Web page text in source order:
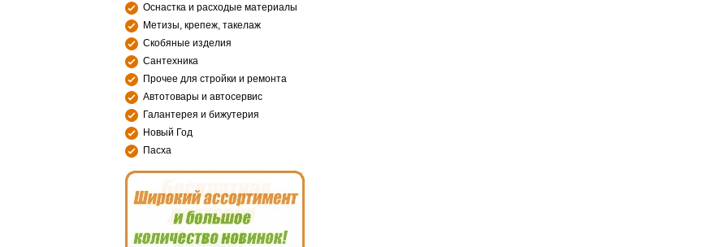
Оснастка и расходые материалы
Метизы, крепеж, такелаж
Скобяные изделия
Сантехника
Прочее для стройки и ремонта
Автотовары и автосервис
Галантерея и бижутерия
Новый Год
Пасха